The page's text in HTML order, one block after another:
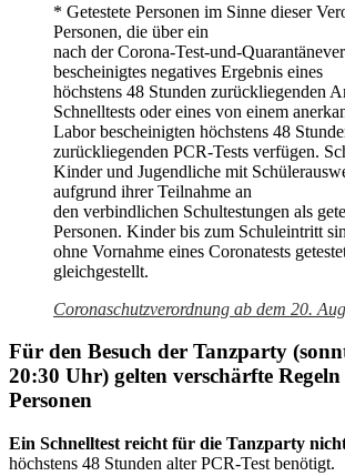
* Getestete Personen im Sinne dieser
Personen, die über ein
nach der Corona-Test-und-
bescheinigtes negatives Ergebnis eines
höchstens 48 Stunden zurückliegenden
Schnelltests oder eines von einem
Labor bescheinigten höchstens 48
zurückliegenden PCR-Tests verfügen.
Kinder und Jugendliche mit
aufgrund ihrer Teilnahme an
den verbindlichen Schultestungen als
Personen. Kinder bis zum Schuleintritt
ohne Vornahme eines Coronatests
gleichgestellt.
Coronaschutzverordnung ab dem 20.
Für den Besuch der Tanzparty
20:30 Uhr) gelten verschärfte Regeln
Personen
Ein Schnelltest reicht für die Tanzparty
höchstens 48 Stunden alter PCR-Test benötigt.